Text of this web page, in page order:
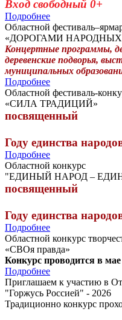
Вход свободный 0+
Подробнее
Областной
«ДОРОГАМИ
Концертные программы,
деревенские подворья,
муниципальных
Подробнее
Областной фестиваль-
«СИЛА ТРАДИЦИЙ»
посвященный
Году единства
Подробнее
Областной конкурс
"ЕДИНЫЙ НАРОД ­–
посвященный
Году единства
Подробнее
Областной конкурс
«СВОя правда»
Конкурс проводится в
Подробнее
Приглашаем к участию в
"Горжусь Россией" - 2026
Традиционно конкурс